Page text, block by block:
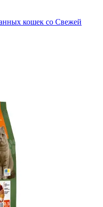
кошек со Свежей